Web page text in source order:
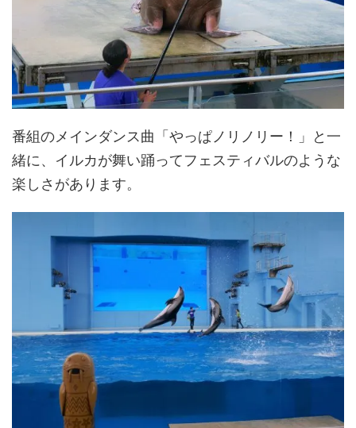
番組のメインダンス曲「やっぱノリノリー！」と一
緒に、イルカが舞い踊ってフェスティバルのような
楽しさがあります。